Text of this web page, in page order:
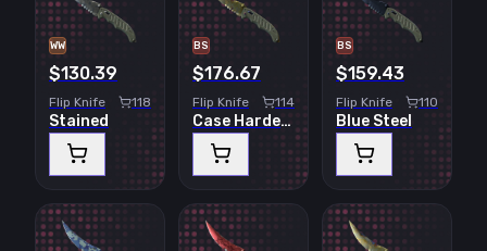
WW
$130.39
Flip Knife 118
Stained
BS
$176.67
Flip Knife 114
Case Hardened
BS
$159.43
Flip Knife 110
Blue Steel